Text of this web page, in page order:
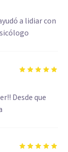
a lidiar con
Desde que